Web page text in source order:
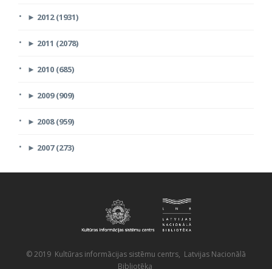
► 2012 (1931)
► 2011 (2078)
► 2010 (685)
► 2009 (909)
► 2008 (959)
► 2007 (273)
© 2019 Kultūras informācijas sistēmu centrs, Latvijas Nacionālā
Bibliotēka